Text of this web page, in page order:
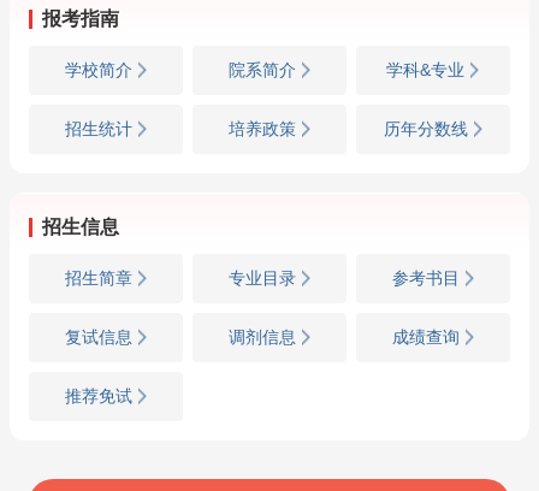
报考指南
学校简介 院系简介 学科&专业
招生统计 培养政策 历年分数线
招生信息
招生简章 专业目录 参考书目
复试信息 调剂信息 成绩查询
推荐免试